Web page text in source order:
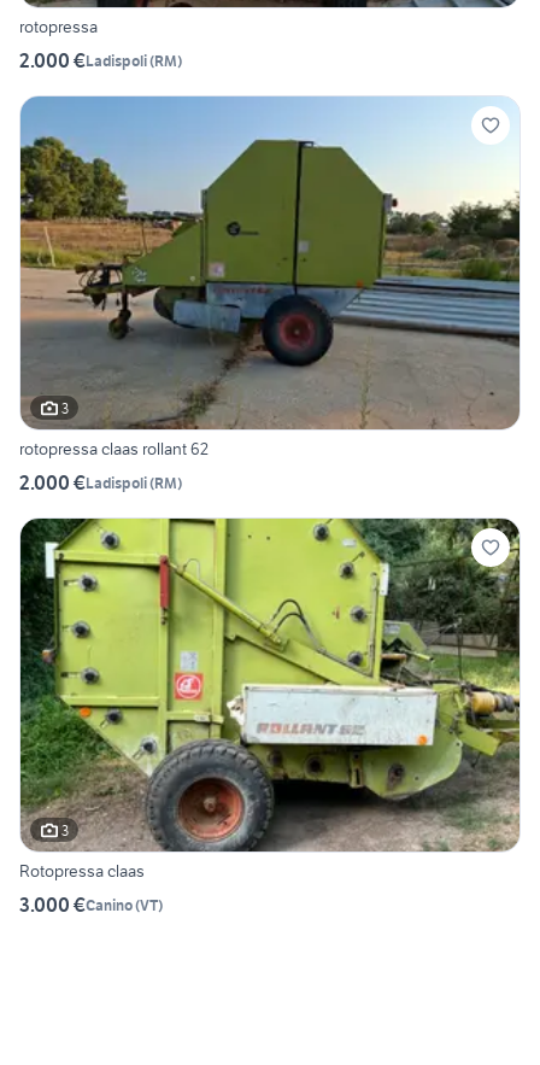
rotopressa
2.000 €Ladispoli(RM)
3
rotopressa claas rollant 62
2.000 €Ladispoli(RM)
3
Rotopressa claas
3.000 €Canino(VT)